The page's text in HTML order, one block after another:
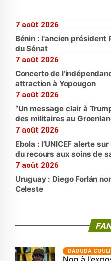
7 août 2026
Bénin : l'ancien président
du Sénat
7 août 2026
Concerto de
attraction à Yopougon
7 août 2026
“Un message clair à
des militaires au
7 août 2026
Ebola : l’UNICEF alerte
du recours aux soins de
7 août 2026
Uruguay : Diego Forlán
Celeste
‎DAOUDA